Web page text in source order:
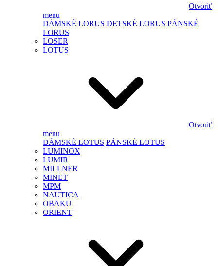
Otvoriť
menu
DÁMSKÉ LORUS DETSKÉ LORUS PÁNSKÉ
LORUS
LOSER
LOTUS
Otvoriť
menu
DÁMSKÉ LOTUS PÁNSKÉ LOTUS
LUMINOX
LUMIR
MILLNER
MINET
MPM
NAUTICA
OBAKU
ORIENT